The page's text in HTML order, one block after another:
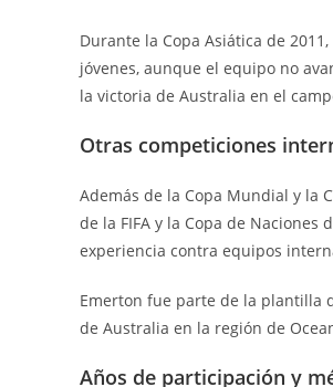
Durante la Copa Asiática de
jóvenes, aunque el equipo no
la victoria de Australia en el
Otras competiciones
Además de la Copa Mundial y la
de la FIFA y la Copa de
experiencia contra equipos
Emerton fue parte de la plantilla
de Australia en la región de
Años de participación y